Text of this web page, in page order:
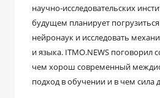
научно-исследовательских
будущем планирует
нейронаук и исследовать
и языка. ITMO.NEWS поговорил
чем хорош современный
подход в обучении и в чем сила